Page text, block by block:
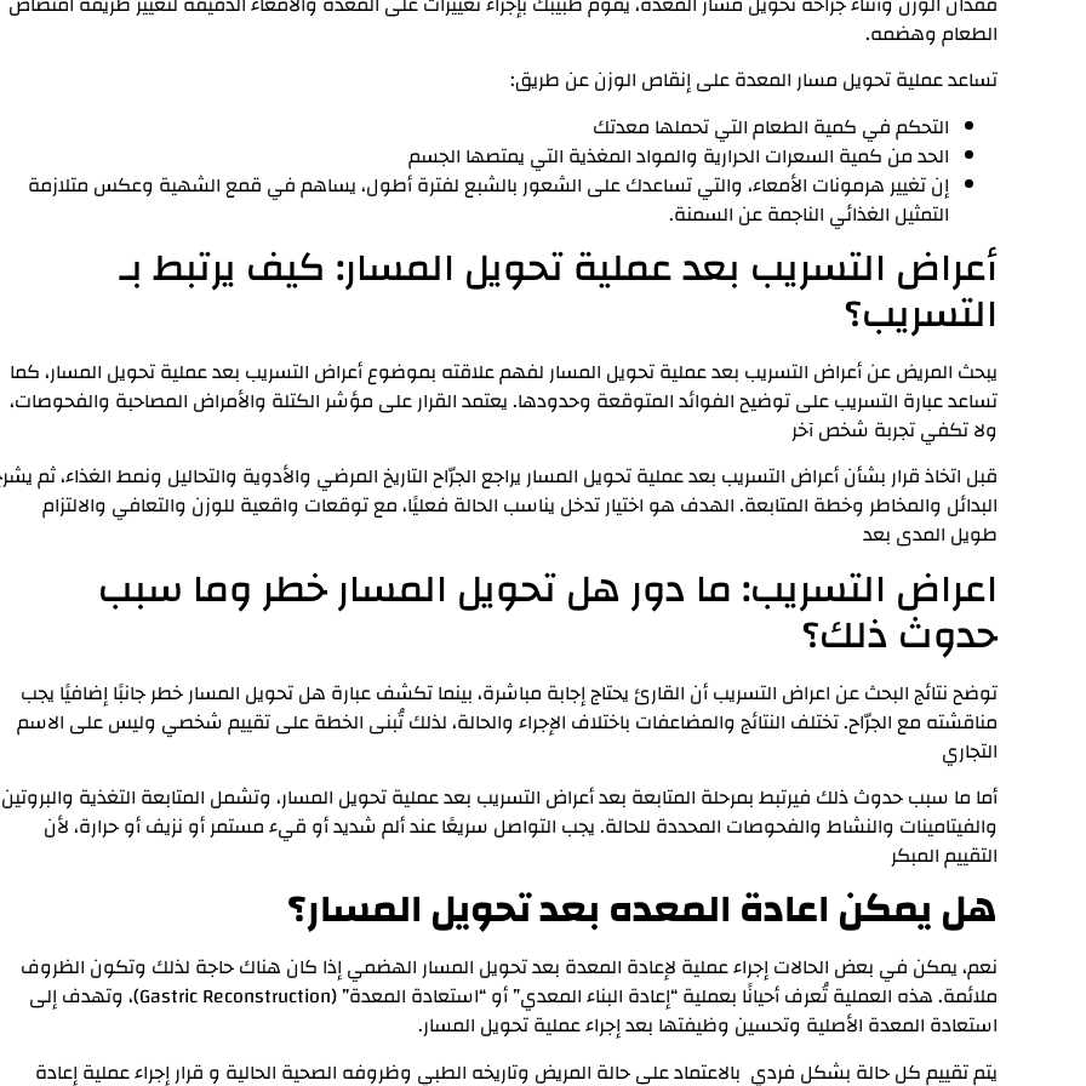
الطعام وهضمه.
تساعد عملية تحويل مسار المعدة على إنقاص الوزن عن طريق:
التحكم في كمية الطعام التي تحملها معدتك
الحد من كمية السعرات الحرارية والمواد المغذية التي يمتصها الجسم
إن تغيير هرمونات الأمعاء، والتي تساعدك على الشعور بالشبع لفترة أطول، يساهم في قمع الشهية وعكس متلازمة
التمثيل الغذائي الناجمة عن السمنة.
أعراض التسريب بعد عملية تحويل المسار: كيف يرتبط بـ
التسريب؟
يبحث المريض عن أعراض التسريب بعد عملية تحويل المسار لفهم علاقته بموضوع أعراض التسريب بعد عملية تحويل المسار، كما
تساعد عبارة التسريب على توضيح الفوائد المتوقعة وحدودها. يعتمد القرار على مؤشر الكتلة والأمراض المصاحبة والفحوصات،
ولا تكفي تجربة شخص آخر
قبل اتخاذ قرار بشأن أعراض التسريب بعد عملية تحويل المسار يراجع الجرّاح التاريخ المرضي والأدوية والتحاليل ونمط الغذاء، ثم
البدائل والمخاطر وخطة المتابعة. الهدف هو اختيار تدخل يناسب الحالة فعليًا، مع توقعات واقعية للوزن والتعافي والالتزام
طويل المدى بعد
اعراض التسريب: ما دور هل تحويل المسار خطر وما سبب
حدوث ذلك؟
توضح نتائج البحث عن اعراض التسريب أن القارئ يحتاج إجابة مباشرة، بينما تكشف عبارة هل تحويل المسار خطر جانبًا إضافيًا يجب
مناقشته مع الجرّاح. تختلف النتائج والمضاعفات باختلاف الإجراء والحالة، لذلك تُبنى الخطة على تقييم شخصي وليس على الاسم
التجاري
أما ما سبب حدوث ذلك فيرتبط بمرحلة المتابعة بعد أعراض التسريب بعد عملية تحويل المسار، وتشمل المتابعة التغذية والبروتين
والفيتامينات والنشاط والفحوصات المحددة للحالة. يجب التواصل سريعًا عند ألم شديد أو قيء مستمر أو نزيف أو حرارة، لأن
التقييم المبكر
هل يمكن اعادة المعده بعد تحويل المسار؟
نعم، يمكن في بعض الحالات إجراء عملية لإعادة المعدة بعد تحويل المسار الهضمي إذا كان هناك حاجة لذلك وتكون الظروف
ملائمة. هذه العملية تُعرف أحيانًا بعملية “إعادة البناء المعدي” أو “استعادة المعدة” (Gastric Reconstruction)، وتهدف إلى
استعادة المعدة الأصلية وتحسين وظيفتها بعد إجراء عملية تحويل المسار.
يتم تقييم كل حالة بشكل فردي بالاعتماد على حالة المريض وتاريخه الطبي وظروفه الصحية الحالية و قرار إجراء عملية إعادة